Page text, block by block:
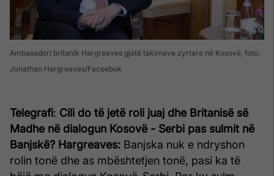
Ambasadori britanik Hargreaves gjatë takimeve zyrtare në Kosovë, foto:
Jonathan Hargreaves/Faceebok
Telegrafi: Cili do të jetë roli juaj dhe Britanisë së
Madhe në dialogun Kosovë - Serbi pas sulmit në
Banjskë? Hargreaves: Banjska nuk e ndryshon
rolin tonë dhe as mbështetjen tonë, pasi ka të